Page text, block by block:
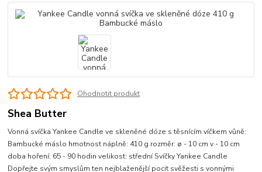
Ohodnotit produkt
Shea Butter
Vonná svíčka Yankee Candle ve skleněné dóze s těsnícím víčkem vůně:
Bambucké máslo hmotnost náplně: 410 g rozměr: ø - 10 cm v - 10 cm
doba hoření: 65 - 90 hodin velikost: střední Svíčky Yankee Candle
Dopřejte svým smyslům ten nejblaženější pocit svěžesti s vonnými